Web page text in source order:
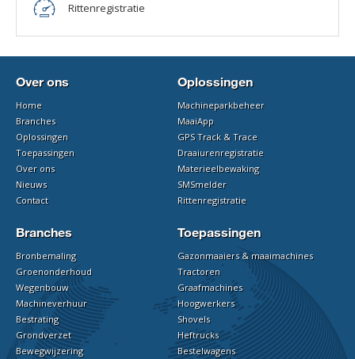
Rittenregistratie
Over ons
Home
Branches
Oplossingen
Toepassingen
Over ons
Nieuws
Contact
Oplossingen
Machineparkbeheer
MaaiApp
GPS Track & Trace
Draaiurenregistratie
Materieelbewaking
SMSmelder
Rittenregistratie
Branches
Bronbemaling
Groenonderhoud
Wegenbouw
Machineverhuur
Bestrating
Grondverzet
Bewegwijzering
Toepassingen
Gazonmaaiers & maaimachines
Tractoren
Graafmachines
Hoogwerkers
Shovels
Heftrucks
Bestelwagens